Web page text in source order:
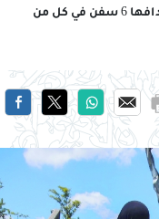
بعد يومين من إعلان جماعة أنصار الله استهدافها 6 سفن في كل من